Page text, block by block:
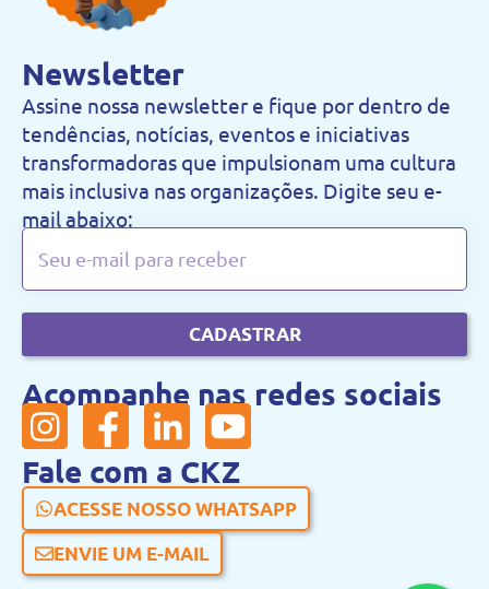
Newsletter
Assine nossa newsletter e fique por dentro de
tendências, notícias, eventos e iniciativas
transformadoras que impulsionam uma cultura
mais inclusiva nas organizações. Digite seu e-
mail abaixo:
CADASTRAR
Acompanhe nas redes sociais
Fale com a CKZ
ACESSE NOSSO WHATSAPP
ENVIE UM E-MAIL